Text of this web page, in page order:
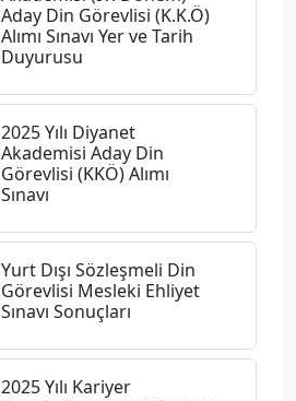
Aday Din Görevlisi (K.K.Ö)
Alımı Sınavı Yer ve Tarih
Duyurusu
2025 Yılı Diyanet
Akademisi Aday Din
Görevlisi (KKÖ) Alımı
Sınavı
Yurt Dışı Sözleşmeli Din
Görevlisi Mesleki Ehliyet
Sınavı Sonuçları
2025 Yılı Kariyer